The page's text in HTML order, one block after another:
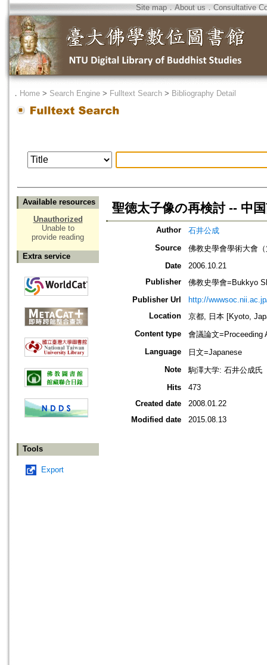
Site map．About us ． Consultative
． Home > Search Engine > Fulltext Search > Bibliography Detail
Available resources
Unauthorized
Unable to
provide reading
Extra service
Tools
Export
聖徳太子像の再検討 -- 中
Author
石井公成
Source
佛教史學會學術大會
Date
2006.10.21
Publisher
佛教史學會=Bukkyo
Publisher Url
http://
Location
京都, 日本 [Kyoto,
Content type
會議論文=Proceeding
Language
日文=Japanese
Note
駒澤大学: 石井公成氏
Hits
473
Created date
2008.01.22
Modified date
2015.08.13